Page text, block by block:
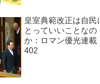
皇室典範改正は自民
とっていいことなの
か：ロマン優光連載
402